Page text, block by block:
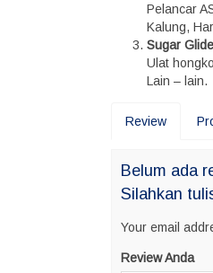
Pelancar
Kalung,
Sugar
Ulat
Lain – lain.
Review
Belum ada
Silahkan
Your email
Review Anda